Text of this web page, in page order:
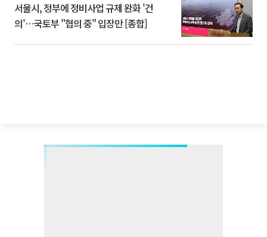
서울시, 정부에 정비사업 규제 완화 '건
의'⋯국토부 "협의 중" 입장만 [종합]